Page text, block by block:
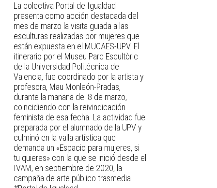
La colectiva Portal de Igualdad
presenta como acción destacada del
mes de marzo la visita guiada a las
esculturas realizadas por mujeres que
están expuesta en el MUCAES-UPV. El
itinerario por el Museu Parc Escultòric
de la Universidad Politécnica de
Valencia, fue coordinado por la artista y
profesora, Mau Monleón-Pradas,
durante la mañana del 8 de marzo,
coincidiendo con la reivindicación
feminista de esa fecha. La actividad fue
preparada por el alumnado de la UPV y
culminó en la valla artística que
demanda un «Espacio para mujeres, si
tu quieres» con la que se inició desde el
IVAM, en septiembre de 2020, la
campaña de arte público trasmedia